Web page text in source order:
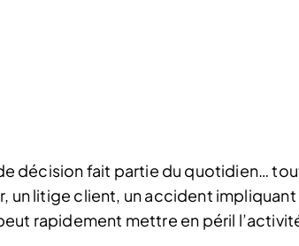
décision fait partie du quotidien…
un litige client, un accident impliquant
rapidement mettre en péril